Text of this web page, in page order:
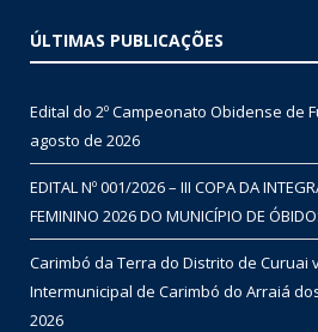
ÚLTIMAS PUBLICAÇÕES
Edital do 2º Campeonato Obidense de
agosto de 2026
EDITAL Nº 001/2026 – III COPA DA
FEMININO 2026 DO MUNICÍPIO DE
Carimbó da Terra do Distrito de Curuai
Intermunicipal de Carimbó do Arraiá
2026